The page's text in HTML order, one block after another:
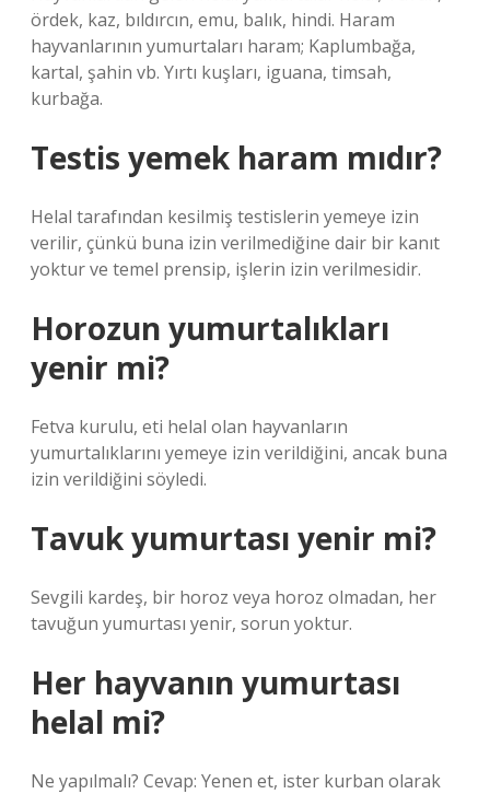
ördek, kaz, bıldırcın, emu, balık, hindi. Haram
hayvanlarının yumurtaları haram; Kaplumbağa,
kartal, şahin vb. Yırtı kuşları, iguana, timsah,
kurbağa.
Testis yemek haram mıdır?
Helal tarafından kesilmiş testislerin yemeye izin
verilir, çünkü buna izin verilmediğine dair bir kanıt
yoktur ve temel prensip, işlerin izin verilmesidir.
Horozun yumurtalıkları
yenir mi?
Fetva kurulu, eti helal olan hayvanların
yumurtalıklarını yemeye izin verildiğini, ancak buna
izin verildiğini söyledi.
Tavuk yumurtası yenir mi?
Sevgili kardeş, bir horoz veya horoz olmadan, her
tavuğun yumurtası yenir, sorun yoktur.
Her hayvanın yumurtası
helal mi?
Ne yapılmalı? Cevap: Yenen et, ister kurban olarak